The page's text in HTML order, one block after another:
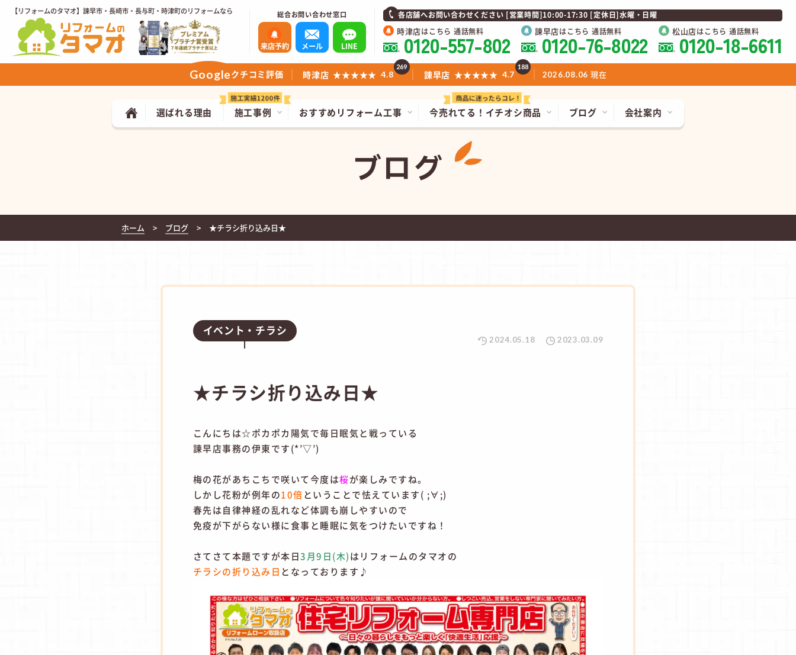
【リフォームのタマオ】諫早市・長崎市・長与町・時津町のリフォームなら 総合お問い合わせ窓口
来店予約 メール LINE
各店舗へお問い合わせください [営業時間]10:00-17:30 [定休日]水曜・日曜
時津店はこちら 通話無料
0120-557-802 諫早店はこちら 通話無料
0120-76-8022 松山店はこちら 通話無料
0120-18-6611
今売れてる！ イチオシ商品
施工事例 おすすめリフォーム工事
選ばれる理由 ブログ 会社案内
Googleクチコミ評価 時津店 ★★★★★ 4.8
269
諫早店 ★★★★★ 4.7
188
2026.08.06 現在
ブログ
ホーム ブログ ★チラシ折り込み日★
イベント・チラシ
2024.05.18 2023.03.09
★チラシ折り込み日★
こんにちは☆ポカポカ陽気で毎日眠気と戦っている
諫早店事務の伊東です(*’▽’)
梅の花があちこちで咲いて今度は桜が楽しみですね。
しかし花粉が例年の10倍 ということで怯えています( ;∀;)
春先は自律神経の乱れなど体調も崩しやすいので
免疫が下がらない様に食事と睡眠に気をつけたいですね！
さてさて本題ですが本日3月9日(木)はリフォームのタマオの
チラシの折り込み日 となっております♪